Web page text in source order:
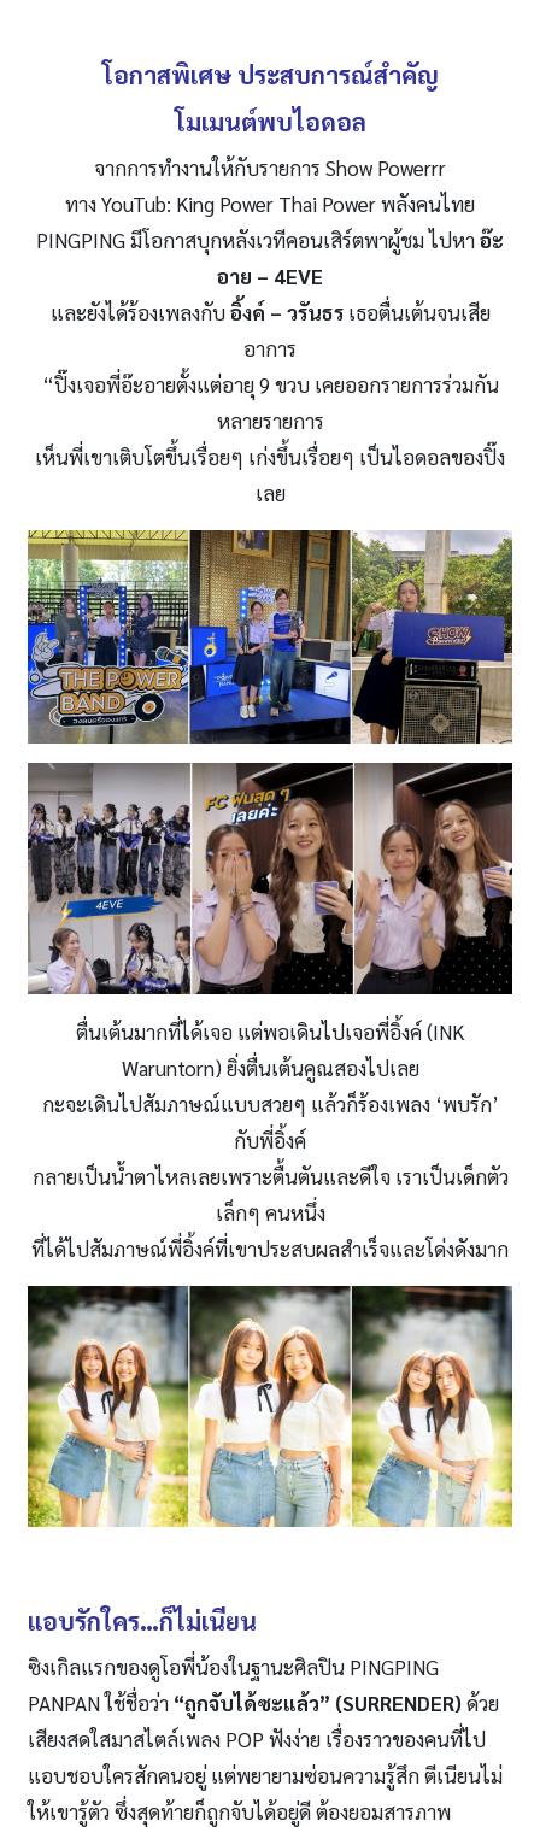
โอกาสพิเศษ ประสบการณ์สำคัญ
โมเมนต์พบไอดอล
จากการทำงานให้กับรายการ Show Powerrr
ทาง YouTub: King Power Thai Power พลังคนไทย
PINGPING มีโอกาสบุกหลังเวทีคอนเสิร์ตพาผู้ชม ไปหาอ๊ะ
อาย – 4EVE
และยังได้ร้องเพลงกับอิ้งค์ – วรันธรเธอตื่นเต้นจนเสีย
อาการ
“ปิ๊งเจอพี่อ๊ะอายตั้งแต่อายุ 9 ขวบ เคยออกรายการร่วมกัน
หลายรายการ
เห็นพี่เขาเติบโตขึ้นเรื่อยๆ เก่งขึ้นเรื่อยๆ เป็นไอดอลของปิ๊ง
เลย
ตื่นเต้นมากที่ได้เจอ แต่พอเดินไปเจอพี่อิ้งค์ (INK
Waruntorn) ยิ่งตื่นเต้นคูณสองไปเลย
กะจะเดินไปสัมภาษณ์แบบสวยๆ แล้วก็ร้องเพลง ‘พบรัก’
กับพี่อิ้งค์
กลายเป็นน้ำตาไหลเลยเพราะตื้นตันและดีใจ เราเป็นเด็กตัว
เล็กๆ คนหนึ่ง
ที่ได้ไปสัมภาษณ์พี่อิ้งค์ที่เขาประสบผลสำเร็จและโด่งดังมาก
แอบรักใคร…ก็ไม่เนียน
ซิงเกิลแรกของดูโอพี่น้องในฐานะศิลปิน PINGPING
PANPAN ใช้ชื่อว่า “ถูกจับได้ซะแล้ว” (SURRENDER)ด้วย
เสียงสดใสมาสไตล์เพลง POP ฟังง่าย เรื่องราวของคนที่ไป
แอบชอบใครสักคนอยู่ แต่พยายามซ่อนความรู้สึก ตีเนียนไม่
ให้เขารู้ตัว ซึ่งสุดท้ายก็ถูกจับได้อยู่ดี ต้องยอมสารภาพ